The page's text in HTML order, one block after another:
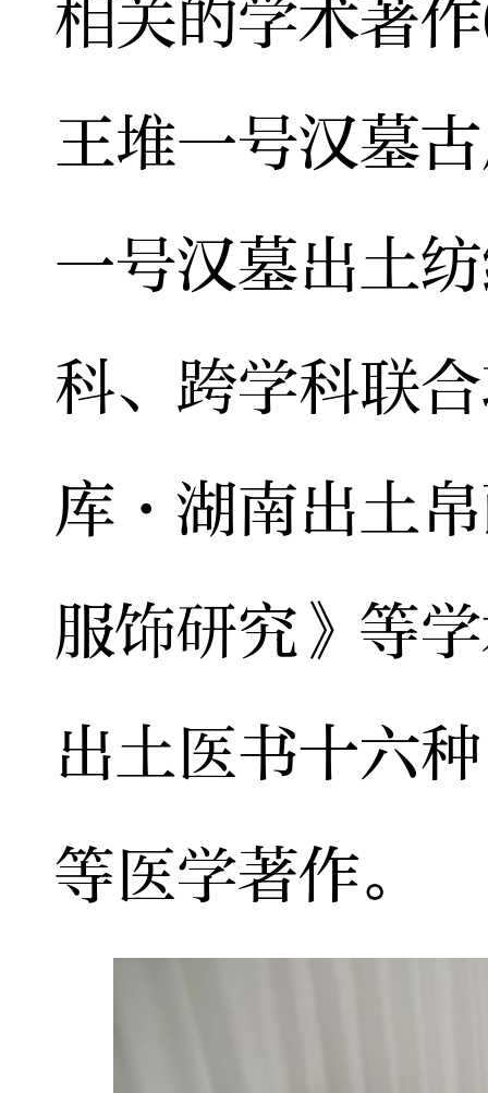
相关的学术著
王堆一号汉墓
一号汉墓出土
科、跨学科联
库·湖南出土
服饰研究》等
出土医书十六
等医学著作。